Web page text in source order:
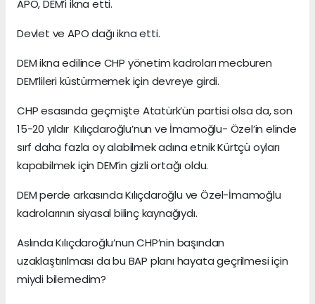
APO, DEM’i ikna etti.
Devlet ve APO dağı ikna etti.
DEM ikna edilince CHP yönetim kadroları mecburen
DEM’lileri küstürmemek için devreye girdi.
CHP esasında geçmişte Atatürk’ün partisi olsa da, son
15-20 yıldır Kılıçdaroğlu’nun ve İmamoğlu- Özel’in elinde
sırf daha fazla oy alabilmek adına etnik Kürtçü oyları
kapabilmek için DEM’in gizli ortağı oldu.
DEM perde arkasında Kılıçdaroğlu ve Özel-İmamoğlu
kadrolarının siyasal bilinç kaynağıydı.
Aslında Kılıçdaroğlu’nun CHP’nin başından
uzaklaştırılması da bu BAP planı hayata geçrilmesi için
miydi bilemedim?